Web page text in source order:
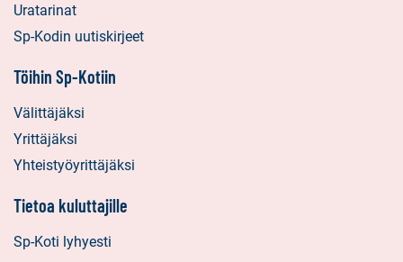
Uratarinat
Sp-Kodin uutiskirjeet
Töihin Sp-Kotiin
Välittäjäksi
Yrittäjäksi
Yhteistyöyrittäjäksi
Tietoa kuluttajille
Sp-Koti lyhyesti